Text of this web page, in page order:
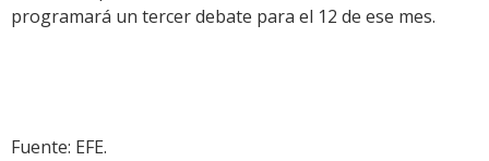
programará un tercer debate para el 12 de ese mes.
Fuente: EFE.